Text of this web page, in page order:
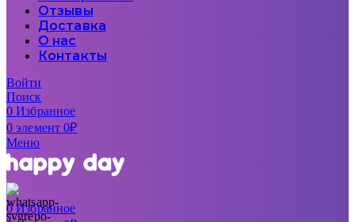
Отзывы
Доставка
О нас
Контакты
Войти
Поиск
0Избранное
0элемент 0₽
Меню
0Избранное